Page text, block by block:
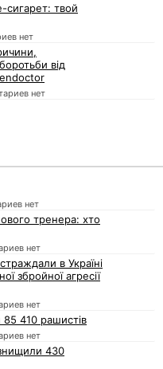
твой
нет
від
нет
нет
тренера: хто
нет
в Україні
збройної агресії
нет
85 410 рашистів
нет
знищили 430